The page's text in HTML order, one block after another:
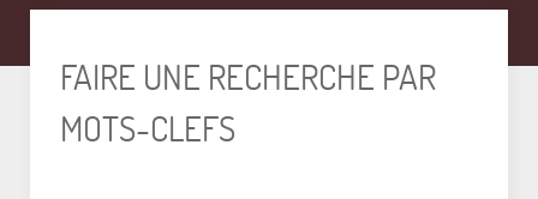
FAIRE UNE RECHERCHE PAR
MOTS-CLEFS